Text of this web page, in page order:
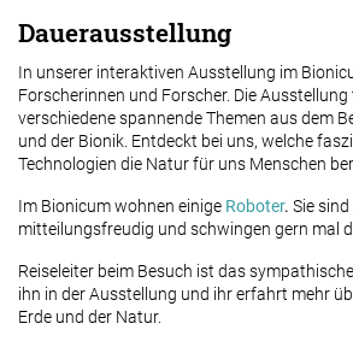
Dauerausstellung
In unserer interaktiven Ausstellung im
Forscherinnen und Forscher. Die
verschiedene spannende Themen aus dem
und der Bionik. Entdeckt bei uns, welche
Technologien die Natur für uns Menschen
Im Bionicum wohnen einige Roboter. Sie
mitteilungsfreudig und schwingen gern mal
Reiseleiter beim Besuch ist das
ihn in der Ausstellung und ihr erfahrt mehr
Erde und der Natur.